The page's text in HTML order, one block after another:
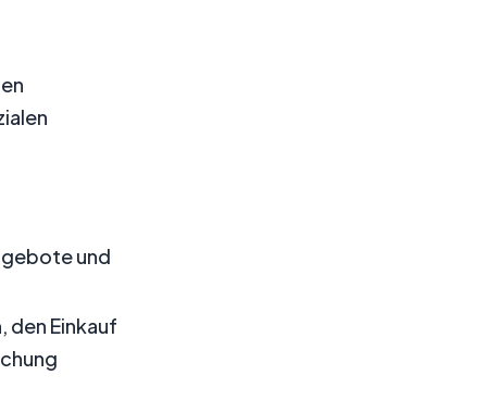
und
den Einkauf